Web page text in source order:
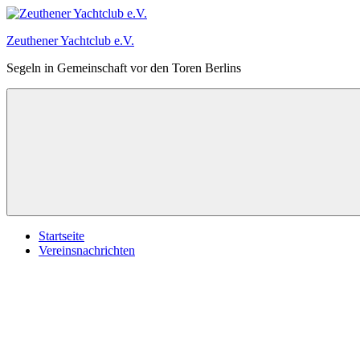
Zum
springen
Zeuthener Yachtclub e.V.
Segeln in Gemeinschaft vor den Toren Berlins
Startseite
Vereinsnachrichten